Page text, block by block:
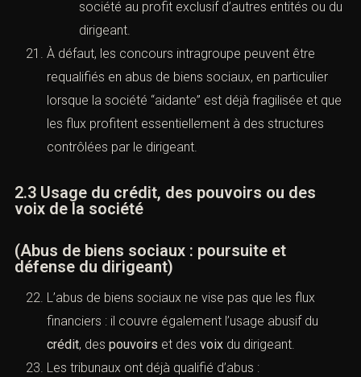
société au profit exclusif d’autres entités ou du
dirigeant.
À défaut, les concours intragroupe peuvent être
requalifiés en abus de biens sociaux, en particulier
lorsque la société “aidante” est déjà fragilisée et que
les flux profitent essentiellement à des structures
contrôlées par le dirigeant.
2.3 Usage du crédit, des pouvoirs ou des
voix de la société
(Abus de biens sociaux : poursuite et
défense du dirigeant)
L’abus de biens sociaux ne vise pas que les flux
financiers : il couvre également l’usage abusif du
crédit, des pouvoirs et des voix du dirigeant.
Les tribunaux ont déjà qualifié d’abus :